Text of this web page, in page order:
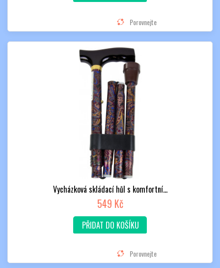
Porovnejte
Vycházková skládací hůl s komfortní...
549 Kč
PŘIDAT DO KOŠÍKU
Porovnejte